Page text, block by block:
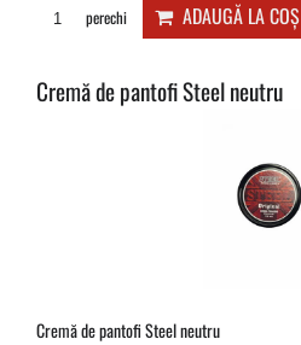
perechi ADAUGĂ LA COȘ
Cremă de pantofi Steel neutru
Cremă de pantofi Steel neutru